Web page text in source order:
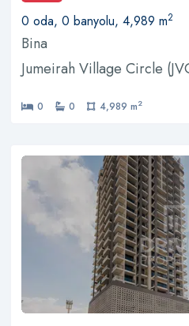
0 oda, 0 banyolu, 4,989 m2
Bina
Jumeirah Village Circle
0 0 4,989 m2